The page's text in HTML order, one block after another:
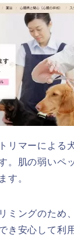
リマーによる
。肌の弱いペ
す。
ミングのため
き安心して利